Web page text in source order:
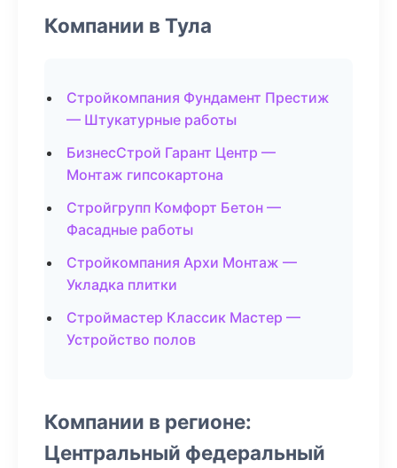
Компании в Тула
Стройкомпания Фундамент Престиж
— Штукатурные работы
БизнесСтрой Гарант Центр —
Монтаж гипсокартона
Стройгрупп Комфорт Бетон —
Фасадные работы
Стройкомпания Архи Монтаж —
Укладка плитки
Строймастер Классик Мастер —
Устройство полов
Компании в регионе:
Центральный федеральный